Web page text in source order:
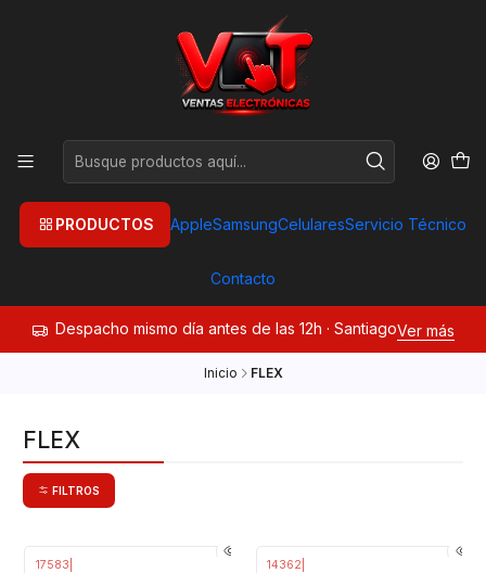
PRODUCTOS AppleSamsungCelularesServicio Técnico
Contacto
Despacho mismo día antes de las 12h · SantiagoVer más
Inicio FLEX
FLEX
FILTROS
17583 14362